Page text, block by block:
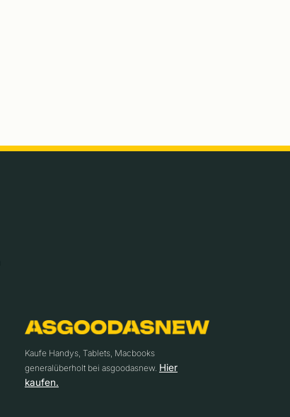
Kaufe Handys, Tablets, Macbooks
generalüberholt bei asgoodasnew. Hier
kaufen.